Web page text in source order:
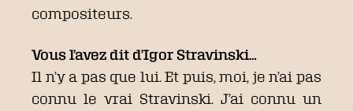
compositeurs.
Vous l’avez dit d’Igor Stravinski…
Il n’y a pas que lui. Et puis, moi, je n’ai pas
connu le vrai Stravinski. J’ai connu un